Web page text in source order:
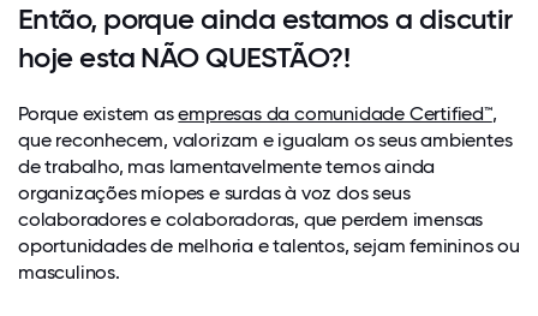
Então, porque ainda estamos a discutir
hoje esta NÃO QUESTÃO?!
Porque existem asempresas da comunidade Certified™,
que reconhecem, valorizam e igualam os seus ambientes
de trabalho, mas lamentavelmente temos ainda
organizações míopes e surdas à voz dos seus
colaboradores e colaboradoras, que perdem imensas
oportunidades de melhoria e talentos, sejam femininos ou
masculinos.